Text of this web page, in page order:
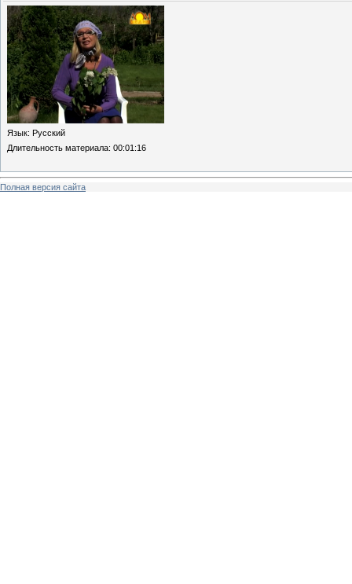
Язык: Русский
Длительность материала: 00:01:16
Полная версия сайта